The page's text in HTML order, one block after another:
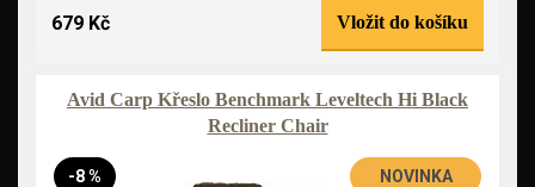
679 Kč Vložit do košíku
Avid Carp Křeslo Benchmark Leveltech Hi Black
Recliner Chair
-8 % NOVINKA